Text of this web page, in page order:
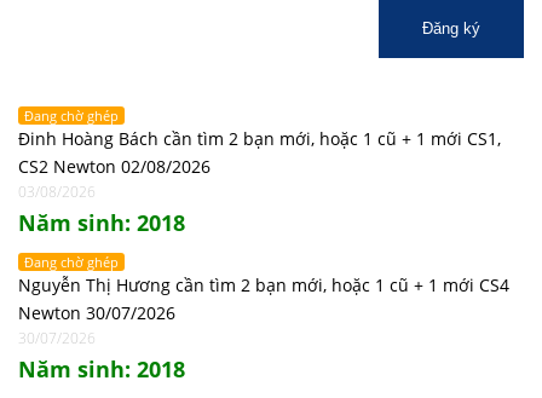
Đăng ký
Đang chờ ghép
Đinh Hoàng Bách cần tìm 2 bạn mới, hoặc 1 cũ + 1 mới CS1,
CS2 Newton 02/08/2026
03/08/2026
Năm sinh: 2018
Đang chờ ghép
Nguyễn Thị Hương cần tìm 2 bạn mới, hoặc 1 cũ + 1 mới CS4
Newton 30/07/2026
30/07/2026
Năm sinh: 2018